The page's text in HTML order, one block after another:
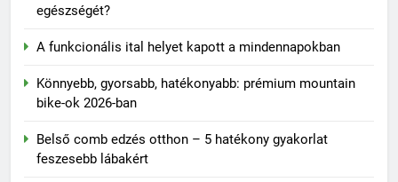
egészségét?
A funkcionális ital helyet kapott a mindennapokban
Könnyebb, gyorsabb, hatékonyabb: prémium mountain
bike-ok 2026-ban
Belső comb edzés otthon – 5 hatékony gyakorlat
feszesebb lábakért